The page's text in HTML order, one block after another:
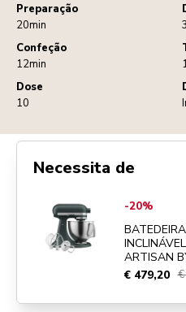
Preparação
20min
Confeção
12min
Dose
10
Necessita de
Go toBATEDEIRA COM TOPO
-20%
ARTISAN
€ 479,20